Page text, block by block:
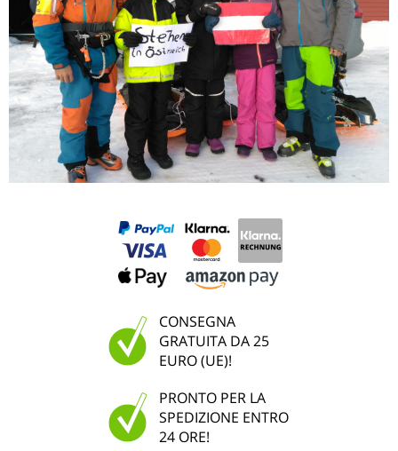
CONSEGNA
GRATUITA DA 25
EURO (UE)!
PRONTO PER LA
SPEDIZIONE ENTRO
24 ORE!